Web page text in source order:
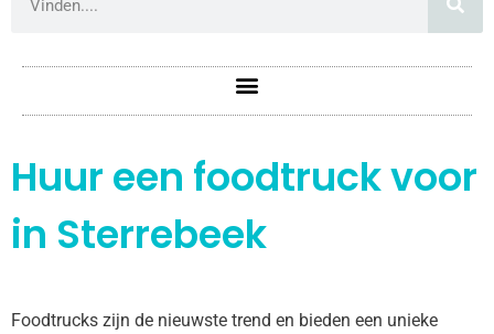
Huur een foodtruck voor
in Sterrebeek
Foodtrucks zijn de nieuwste trend en bieden een unieke